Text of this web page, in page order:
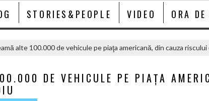
STORIES&PEOPLE VIDEO ORA
alte 100.000 de vehicule pe piaţa americană, din cauza
DE VEHICULE PE PIAŢA